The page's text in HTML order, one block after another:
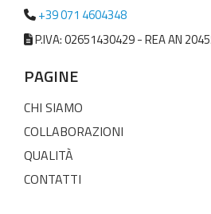
+39 071 4604348
P.IVA: 02651430429 - REA AN
PAGINE
CHI SIAMO
COLLABORAZIONI
QUALITÀ
CONTATTI